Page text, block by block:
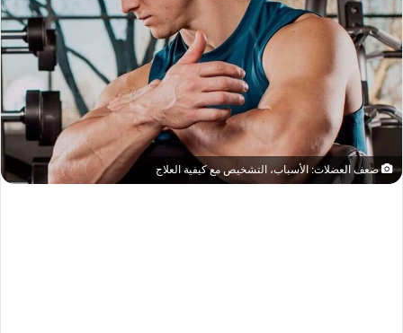
ضعف العضلات: الأسباب، التشخيص مع كيفية العلاج